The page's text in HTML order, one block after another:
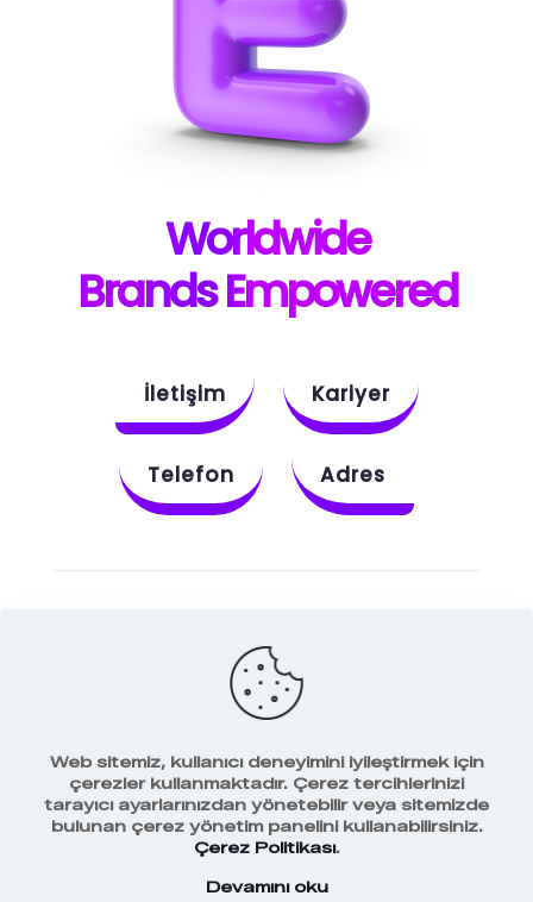
Worldwide
Brands Empowered
İletişim Kariyer
Telefon Adres
Behance
Facebook
Veri Koruma Politikamız
Web sitemiz, kullanıcı deneyimini iyileştirmek için
çerezler kullanmaktadır. Çerez tercihlerinizi
tarayıcı ayarlarınızdan yönetebilir veya sitemizde
bulunan çerez yönetim panelini kullanabilirsiniz.
Çerez Politikası.
Devamını oku